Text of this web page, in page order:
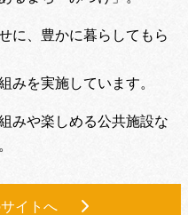
に、豊かに暮らしてもら
みを実施しています。
みや楽しめる公共施設な
イトへ